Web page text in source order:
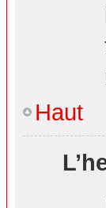
Haut